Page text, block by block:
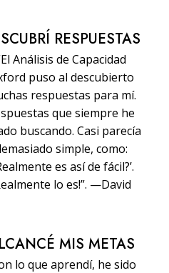
RESPUESTAS
Análisis de Capacidad
puso al descubierto
respuestas para mí.
que siempre he
buscando. Casi parecía
simple, como:
es así de fácil?’.
lo es!”. —David
MIS METAS
lo que aprendí, he sido